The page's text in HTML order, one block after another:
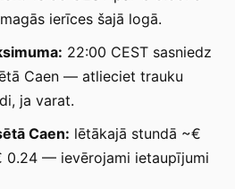
ierīces šajā logā.
22:00 CEST sasniedz
Caen — atlieciet trauku
ja varat.
Caen: lētākajā stundā ~€
0.24 — ievērojami ietaupījumi